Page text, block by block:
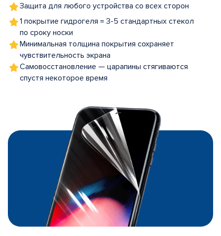
Защита для любого устройства со всех сторон
1 покрытие гидрогеля = 3-5 стандартных стекол
по сроку носки
Минимальная толщина покрытия сохраняет
чувствительность экрана
Самовосстановление — царапины стягиваются
спустя некоторое время